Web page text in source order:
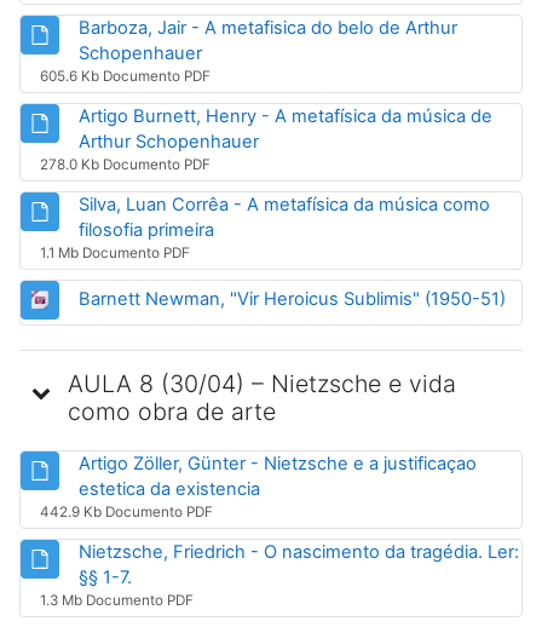
Barboza, Jair - A metafisica do belo de Arthur
SchopenhauerArquivo
605.6 Kb Documento PDF
Artigo Burnett, Henry - A metafísica da música de
Arthur SchopenhauerArquivo
278.0 Kb Documento PDF
Silva, Luan Corrêa - A metafísica da música como
filosofia primeiraArquivo
1.1 Mb Documento PDF
Barnett Newman, "Vir Heroicus Sublimis" (1950-51)
AULA 8 (30/04) – Nietzsche e vida
como obra de arte
Artigo Zöller, Günter - Nietzsche e a justificaçao
estetica da existenciaArquivo
442.9 Kb Documento PDF
Nietzsche, Friedrich - O nascimento da tragédia. Ler:
§§ 1-7.
1.3 Mb Documento PDF